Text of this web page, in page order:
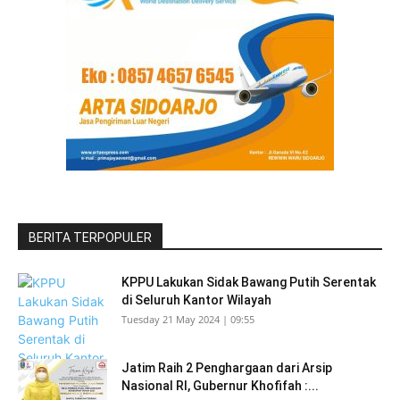
BERITA TERPOPULER
KPPU Lakukan Sidak Bawang Putih Serentak
di Seluruh Kantor Wilayah
Tuesday 21 May 2024 | 09:55
Jatim Raih 2 Penghargaan dari Arsip
Nasional RI, Gubernur Khofifah :...